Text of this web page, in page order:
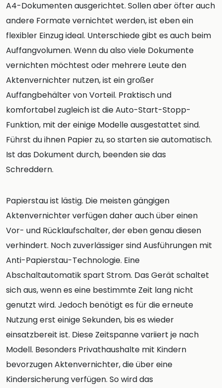
A4-Dokumenten ausgerichtet. Sollen aber öfter auch
andere Formate vernichtet werden, ist eben ein
flexibler Einzug ideal. Unterschiede gibt es auch beim
Auffangvolumen. Wenn du also viele Dokumente
vernichten möchtest oder mehrere Leute den
Aktenvernichter nutzen, ist ein großer
Auffangbehälter von Vorteil. Praktisch und
komfortabel zugleich ist die Auto-Start-Stopp-
Funktion, mit der einige Modelle ausgestattet sind.
Führst du ihnen Papier zu, so starten sie automatisch.
Ist das Dokument durch, beenden sie das
Schreddern.
Papierstau ist lästig. Die meisten gängigen
Aktenvernichter verfügen daher auch über einen
Vor- und Rücklaufschalter, der eben genau diesen
verhindert. Noch zuverlässiger sind Ausführungen mit
Anti-Papierstau-Technologie. Eine
Abschaltautomatik spart Strom. Das Gerät schaltet
sich aus, wenn es eine bestimmte Zeit lang nicht
genutzt wird. Jedoch benötigt es für die erneute
Nutzung erst einige Sekunden, bis es wieder
einsatzbereit ist. Diese Zeitspanne variiert je nach
Modell. Besonders Privathaushalte mit Kindern
bevorzugen Aktenvernichter, die über eine
Kindersicherung verfügen. So wird das